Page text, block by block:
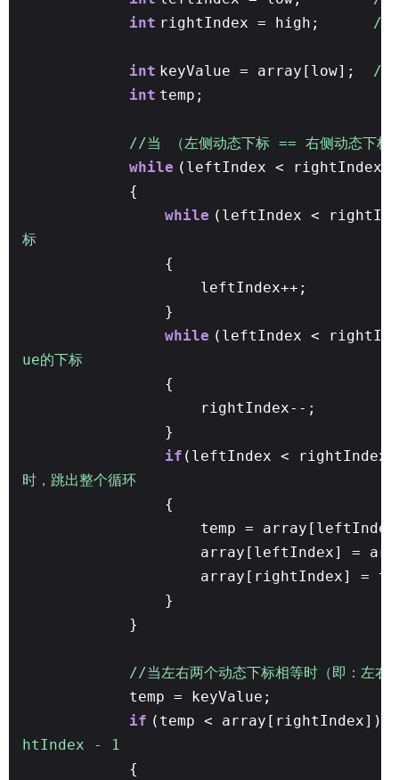
int rightIndex = high; //
int keyValue = array[low];
//
int temp;
//当 （左侧动态下标 == 右侧动态下标
while (leftIndex < rightIndex)
{
while (leftIndex <
标
{
leftIndex++;
}
while (leftIndex <
ue的下标
{
rightIndex--;
}
if (leftIndex <
时，跳出整个循环
{
temp =
array[leftIndex] =
array[rightIndex] =
}
}
//当左右两个动态下标相等时（即：左右
temp = keyValue;
if (temp <
htIndex - 1
{